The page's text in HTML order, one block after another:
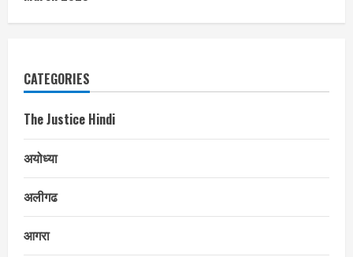
CATEGORIES
The Justice Hindi
अयोध्या
अलीगढ
आगरा